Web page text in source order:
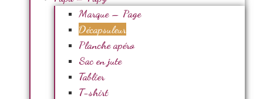
Marque – Page
Décapsuleur
Planche apéro
Sac en jute
Tablier
T-shirt